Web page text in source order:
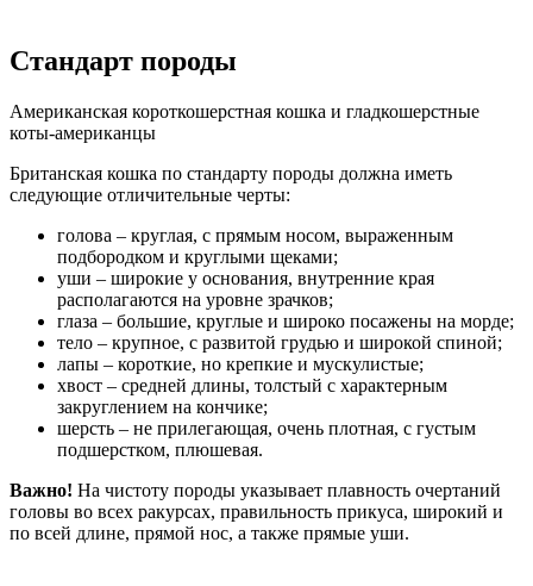
Стандарт породы
Американская короткошерстная кошка и гладкошерстные
коты-американцы
Британская кошка по стандарту породы должна иметь
следующие отличительные черты:
голова – круглая, с прямым носом, выраженным
подбородком и круглыми щеками;
уши – широкие у основания, внутренние края
располагаются на уровне зрачков;
глаза – большие, круглые и широко посажены на морде;
тело – крупное, с развитой грудью и широкой спиной;
лапы – короткие, но крепкие и мускулистые;
хвост – средней длины, толстый с характерным
закруглением на кончике;
шерсть – не прилегающая, очень плотная, с густым
подшерстком, плюшевая.
Важно! На чистоту породы указывает плавность очертаний
головы во всех ракурсах, правильность прикуса, широкий и
по всей длине, прямой нос, а также прямые уши.